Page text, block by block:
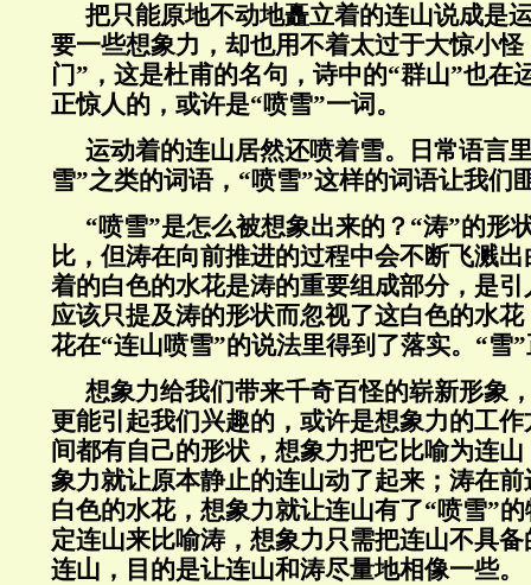
把只能原地不动地矗立着的连山说成是
要一些想象力，却也用不着太过于大惊小
门”，这是杜甫的名句，诗中的“群山”也在
正惊人的，或许是“喷雪”一词。
运动着的连山居然还喷着雪。日常语言
雪”之类的词语，“喷雪”这样的词语让我们
“喷雪”是怎么被想象出来的？“涛”的形
比，但涛在向前推进的过程中会不断飞溅
着的白色的水花是涛的重要组成部分，是
应该只提及涛的形状而忽视了这白色的水
花在“连山喷雪”的说法里得到了落实。“雪
想象力给我们带来千奇百怪的崭新形象
更能引起我们兴趣的，或许是想象力的工
间都有自己的形状，想象力把它比喻为连
象力就让原本静止的连山动了起来；涛在
白色的水花，想象力就让连山有了“喷雪”
定连山来比喻涛，想象力只需把连山不具
连山，目的是让连山和涛尽量地相像一些。